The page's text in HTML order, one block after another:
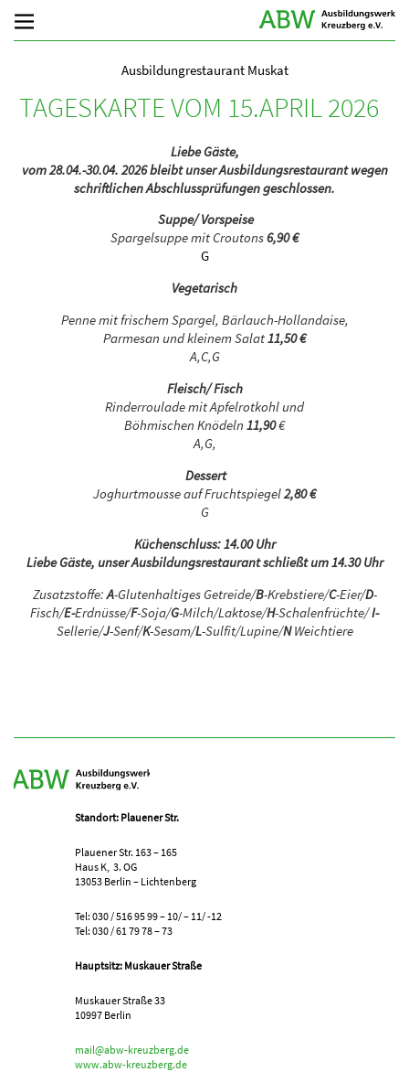
Ausbildungrestaurant Muskat
TAGESKARTE VOM 15.APRIL 2026
Liebe Gäste,
vom 28.04.-30.04. 2026 bleibt unser Ausbildungsrestaurant wegen
schriftlichen Abschlussprüfungen geschlossen.
Suppe/ Vorspeise
Spargelsuppe mit Croutons6,90 €
G
Vegetarisch
Penne mit frischem Spargel, Bärlauch-Hollandaise,
Parmesan und kleinem Salat11,50 €
A,C,G
Fleisch/ Fisch
Rinderroulade mit Apfelrotkohl und
Böhmischen Knödeln 11,90€
A,G,
Dessert
Joghurtmousse auf Fruchtspiegel2,80 €
G
Küchenschluss: 14.00 Uhr
Liebe Gäste, unser Ausbildungsrestaurant schließt um 14.30 Uhr
Zusatzstoffe:A-Glutenhaltiges Getreide/B-Krebstiere/C-Eier/D-
Fisch/E-Erdnüsse/F-Soja/G-Milch/Laktose/H-Schalenfrüchte/I-
Sellerie/J-Senf/K-Sesam/L-Sulfit/Lupine/NWeichtiere
Standort: Plauener Str.
Plauener Str. 163 – 165
Haus K, 3. OG
13053 Berlin – Lichtenberg
Tel: 030 / 516 95 99 – 10/ – 11/ -12
Tel: 030 / 61 79 78 – 73
Hauptsitz: Muskauer Straße
Muskauer Straße 33
10997 Berlin
mail@abw-kreuzberg.de
www.abw-kreuzberg.de